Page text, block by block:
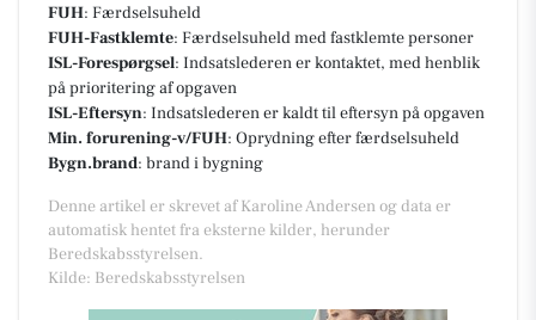
FUH: Færdselsuheld
FUH-Fastklemte: Færdselsuheld med fastklemte personer
ISL-Forespørgsel: Indsatslederen er kontaktet, med henblik
på prioritering af opgaven
ISL-Eftersyn: Indsatslederen er kaldt til eftersyn på opgaven
Min. forurening-v/FUH: Oprydning efter færdselsuheld
Bygn.brand: brand i bygning
Denne artikel er skrevet af Karoline Andersen og data er
automatisk hentet fra eksterne kilder, herunder
Beredskabsstyrelsen.
Kilde: Beredskabsstyrelsen